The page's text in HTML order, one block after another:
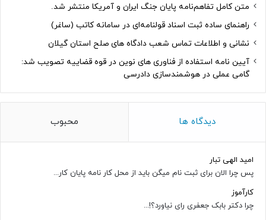
متن کامل تفاهم‌نامه پایان جنگ ایران و آمریکا منتشر شد.
راهنمای ساده ثبت اسناد قولنامه‌ای در سامانه کاتب (ساغر)
نشانی و اطلاعات تماس شعب دادگاه های صلح استان گیلان
آیین نامه استفاده از فناوری های نوین در قوه قضاییه تصویب شد:
گامی عملی در هوشمندسازی دادرسی
دیدگاه ها محبوب
امید الهی تبار
پس چرا الان برای ثبت نام میگن باید از محل کار نامه پایان کار...
کارآموز
چرا دکتر بابک جعفری رای نیاورد؟!...